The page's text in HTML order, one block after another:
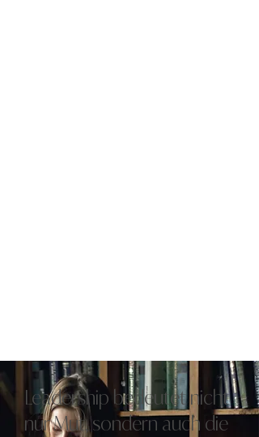
Leadership bedeutet nicht
nur Mut, sondern auch die